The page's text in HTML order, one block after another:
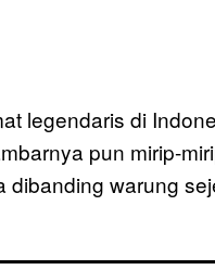
legendaris di
pun mirip-
warung